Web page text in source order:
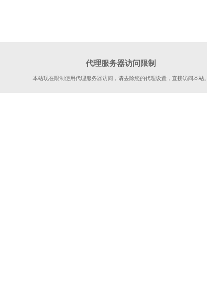
代理服务器访问限制
本站现在限制使用代理服务器访问，请去除您的代理设置，直接访问本站。